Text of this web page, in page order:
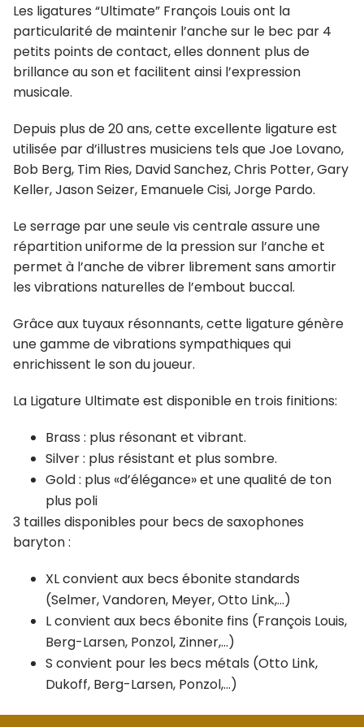
Les ligatures “Ultimate” François Louis ont la
particularité de maintenir l’anche sur le bec par 4
petits points de contact, elles donnent plus de
brillance au son et facilitent ainsi l’expression
musicale.
Depuis plus de 20 ans, cette excellente ligature est
utilisée par d’illustres musiciens tels que Joe Lovano,
Bob Berg, Tim Ries, David Sanchez, Chris Potter, Gary
Keller, Jason Seizer, Emanuele Cisi, Jorge Pardo.
Le serrage par une seule vis centrale assure une
répartition uniforme de la pression sur l’anche et
permet à l’anche de vibrer librement sans amortir
les vibrations naturelles de l’embout buccal.
Grâce aux tuyaux résonnants, cette ligature génère
une gamme de vibrations sympathiques qui
enrichissent le son du joueur.
La Ligature Ultimate est disponible en trois finitions:
Brass : plus résonant et vibrant.
Silver : plus résistant et plus sombre.
Gold : plus «d’élégance» et une qualité de ton
plus poli
3 tailles disponibles pour becs de saxophones
baryton :
XL convient aux becs ébonite standards
(Selmer, Vandoren, Meyer, Otto Link,…)
L convient aux becs ébonite fins (François Louis,
Berg-Larsen, Ponzol, Zinner,…)
S convient pour les becs métals (Otto Link,
Dukoff, Berg-Larsen, Ponzol,…)